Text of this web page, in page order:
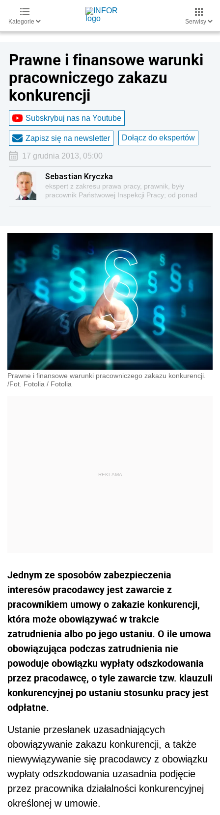
Kategorie Serwisy
Prawne i finansowe warunki
pracowniczego zakazu
konkurencji
Subskrybuj nas na Youtube
Zapisz się na newsletter Dołącz do ekspertów
17 grudnia 2013, 05:00
Sebastian Kryczka
ekspert z zakresu prawa pracy, prawnik, były
pracownik Państwowej Inspekcji Pracy; od ponad
danych osobowych
Prawne i finansowe warunki pracowniczego zakazu konkurencji.
/Fot. Fotolia / Fotolia
Jednym ze sposobów zabezpieczenia
interesów pracodawcy jest zawarcie z
pracownikiem umowy o zakazie konkurencji,
która może obowiązywać w trakcie
zatrudnienia albo po jego ustaniu. O ile umowa
obowiązująca podczas zatrudnienia nie
powoduje obowiązku wypłaty odszkodowania
przez pracodawcę, o tyle zawarcie tzw. klauzuli
konkurencyjnej po ustaniu stosunku pracy jest
odpłatne.
Ustanie przesłanek uzasadniających
obowiązywanie zakazu konkurencji, a także
niewywiązywanie się pracodawcy z obowiązku
wypłaty odszkodowania uzasadnia podjęcie
przez pracownika działalności konkurencyjnej
określonej w umowie.